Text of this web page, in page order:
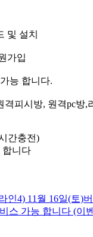
및 설치
가입
능 합니다.
격피시방, 원격pc방
간충전)
합니다
인4) 11월 16일(토)
스 가능 합니다 (이